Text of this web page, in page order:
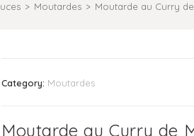
> Moutardes > Moutarde au Curry
Category: Moutardes
Moutarde au Curry de